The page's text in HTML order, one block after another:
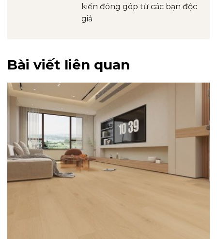
kiến đóng góp từ các bạn độc
giả
Bài viết liên quan